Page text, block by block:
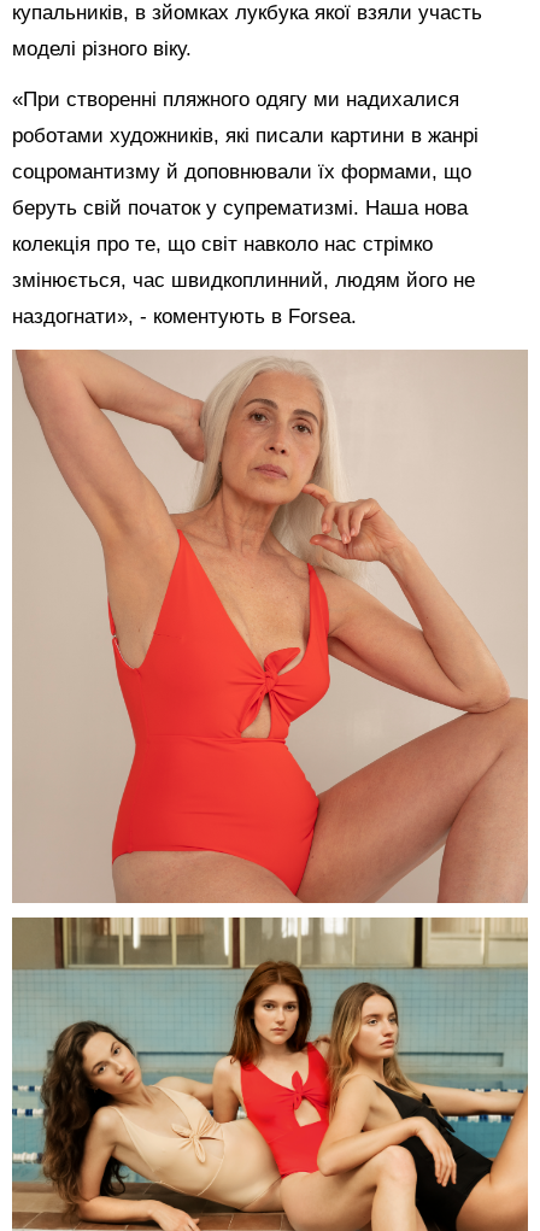
купальників, в зйомках лукбука якої взяли участь
моделі різного віку.
«При створенні пляжного одягу ми надихалися
роботами художників, які писали картини в жанрі
соцромантизму й доповнювали їх формами, що
беруть свій початок у супрематизмі. Наша нова
колекція про те, що світ навколо нас стрімко
змінюється, час швидкоплинний, людям його не
наздогнати», - коментують в Forsea.